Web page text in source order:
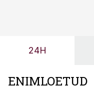
24H
ENIMLOETUD